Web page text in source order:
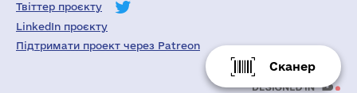
Сканер
Твіттер проєкту
LinkedIn проєкту
Підтримати проект через Patreon